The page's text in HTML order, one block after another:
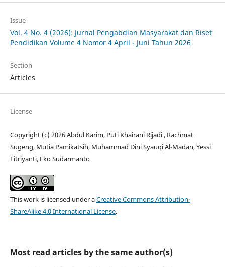
Issue
Vol. 4 No. 4 (2026): Jurnal Pengabdian Masyarakat dan Riset
Pendidikan Volume 4 Nomor 4 April - Juni Tahun 2026
Section
Articles
License
Copyright (c) 2026 Abdul Karim, Puti Khairani Rijadi , Rachmat
Sugeng, Mutia Pamikatsih, Muhammad Dini Syauqi Al-Madan, Yessi
Fitriyanti, Eko Sudarmanto
This work is licensed under aCreative Commons Attribution-
ShareAlike 4.0 International License.
Most read articles by the same author(s)